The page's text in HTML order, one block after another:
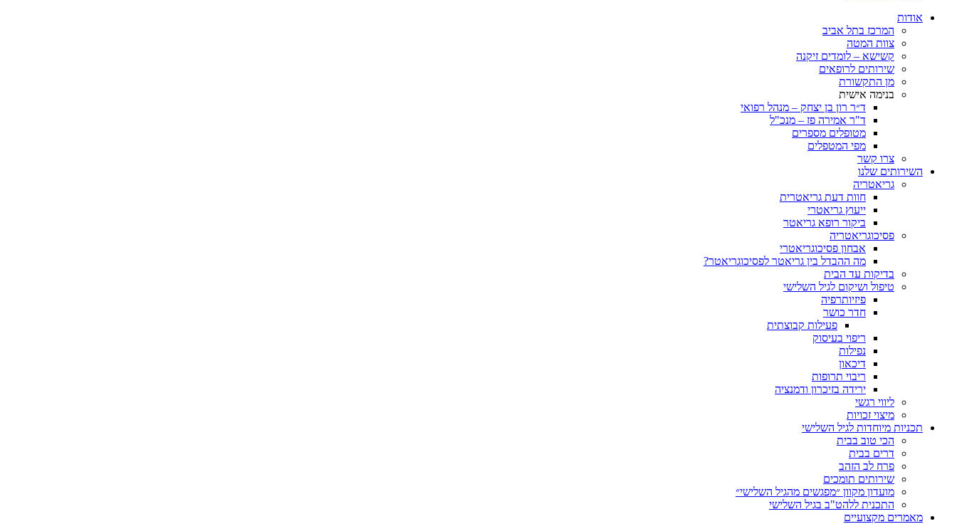
אודות
המרכז בתל אביב
צוות המטה
קשישא – לומדים זיקנה
שירותים לרופאים
מן התקשורת
בנימה אישית
ד״ר רון בן יצחק – מנהל רפואי
ד"ר אמירה פז – מנכ"ל
מטופלים מספרים
מפי המטפלים
צרו קשר
השירותים שלנו
גריאטריה
חוות דעת גריאטרית
ייעוץ גריאטרי
ביקור רופא גריאטר
פסיכוגריאטריה
אבחון פסיכוגריאטרי
מה ההבדל בין גריאטר לפסיכוגריאטר?
בדיקות עד הבית
טיפול ושיקום לגיל השלישי
פיזיותרפיה
חדר כושר
פעילות קבוצתית
ריפוי בעיסוק
נפילות
דיכאון
ריבוי תרופות
ירידה בזיכרון ודמנציה
ליווי רגשי
מיצוי זכויות
תכניות מיוחדות לגיל השלישי
הכי טוב בבית
דרים בבית
פרח לב הזהב
שירותים תומכים
מועדון מקוון ״מפגשים מהגיל השלישי״
התכנית ללהט"ב בגיל השלישי
מאמרים מקצועיים